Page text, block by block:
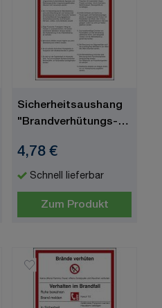
Sicherheitsaushang
"Brandverhütungs-
Kunststoff (1 mm),
200 x 300 x 1 mm
4,78 €
Schnell lieferbar
Zum Produkt